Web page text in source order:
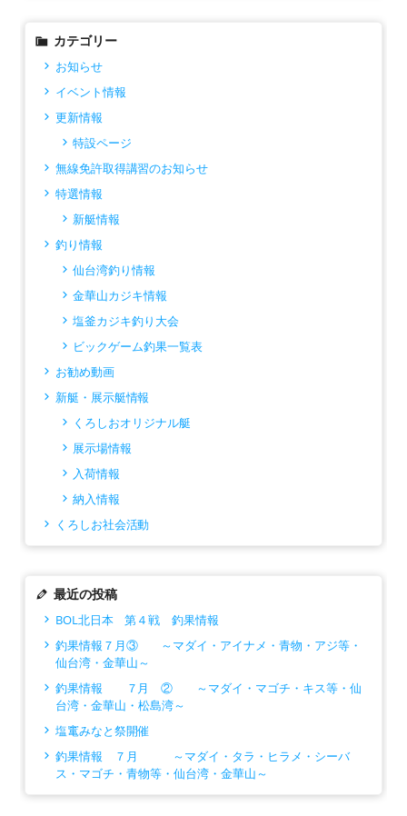
カテゴリー
お知らせ
イベント情報
更新情報
特設ページ
無線免許取得講習のお知らせ
特選情報
新艇情報
釣り情報
仙台湾釣り情報
金華山カジキ情報
塩釜カジキ釣り大会
ビックゲーム釣果一覧表
お勧め動画
新艇・展示艇情報
くろしおオリジナル艇
展示場情報
入荷情報
納入情報
くろしお社会活動
最近の投稿
BOL北日本 第４戦 釣果情報
釣果情報７月③ ～マダイ・アイナメ・青物・アジ等・
仙台湾・金華山～
釣果情報 ７月 ② ～マダイ・マゴチ・キス等・仙
台湾・金華山・松島湾～
塩竃みなと祭開催
釣果情報 ７月 ～マダイ・タラ・ヒラメ・シーバ
ス・マゴチ・青物等・仙台湾・金華山～